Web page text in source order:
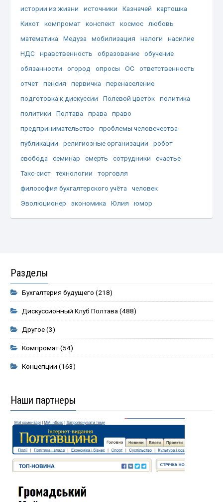
истории из жизни
источники Казначей
картошка
Кихот
компромат конспект космос
любовь
математика
Медуза мобилизация налоги
насилие
НДС
нравственность образование
обучение
обязанности
огород опросы ОС
ответственность
отчет
пенсия первичка
перенаселение
подготовка к дискуссии
Полевой цветок
политика
политики
Полтава права
право
предпринимательство
проблемы человечества
публикации
религиозные организации
робот
свобода
семинар смерть сотрудники
счастье
Такс-сист
технологии
торговля
философия бухгалтерского учёта
человек
Эволюционер
экономика Юлия юмор
Разделы
Бухгалтерия будущего (218)
Дискуссионный Клуб Полтава (488)
Другое(3)
Компромат(54)
Концепции (163)
Наши партнеры